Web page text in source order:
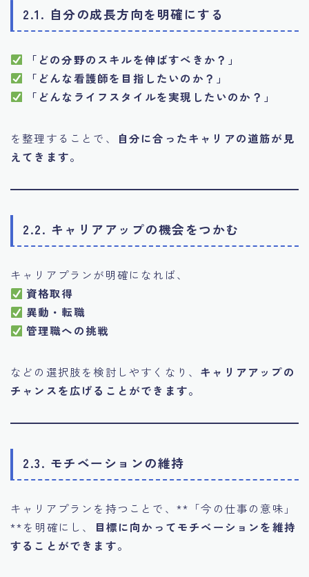
2.1. 自分の成長方向を明確にする
「どの分野のスキルを伸ばすべきか？」
「どんな看護師を目指したいのか？」
「どんなライフスタイルを実現したいのか？」
を整理することで、
自分に合ったキャリアの道筋が見
えてきます。
2.2. キャリアアップの機会をつかむ
キャリアプランが明確になれば、
資格取得
異動・転職
管理職への挑戦
などの選択肢を検討しやすくなり、 キャリアアップの
チャンスを広げることができます。
2.3. モチベーションの維持
キャリアプランを持つことで、**「今の仕事の意味」
**を明確にし、
目標に向かってモチベーションを維持
することができます。